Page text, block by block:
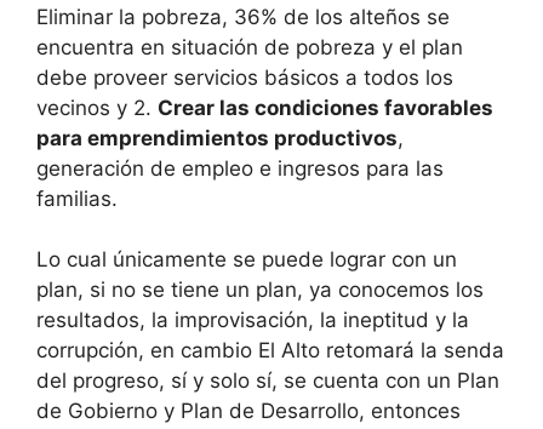
Eliminar la pobreza, 36% de los alteños se
encuentra en situación de pobreza y el plan
debe proveer servicios básicos a todos los
vecinos y 2. Crear las condiciones favorables
para emprendimientos productivos,
generación de empleo e ingresos para las
familias.
Lo cual únicamente se puede lograr con un
plan, si no se tiene un plan, ya conocemos los
resultados, la improvisación, la ineptitud y la
corrupción, en cambio El Alto retomará la senda
del progreso, sí y solo sí, se cuenta con un Plan
de Gobierno y Plan de Desarrollo, entonces